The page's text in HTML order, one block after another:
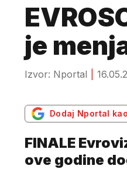
je
Izvor: Nportal
Dodaj Nportal
FINALE
ove godine